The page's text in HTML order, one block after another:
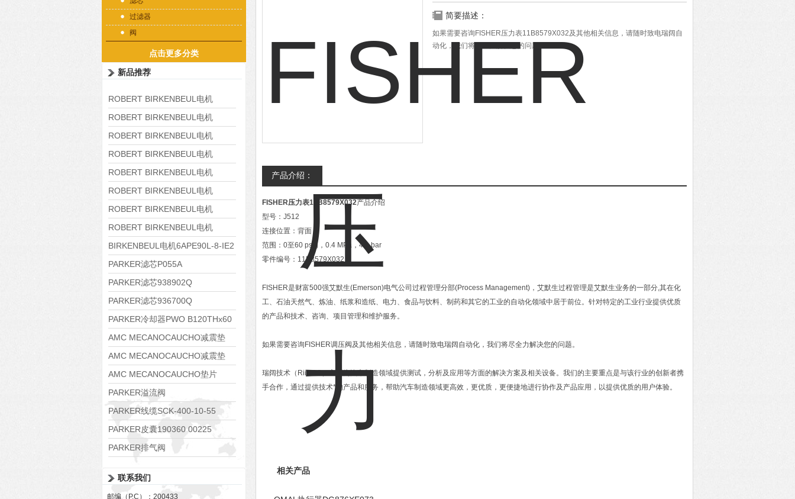
过滤器
阀
点击更多分类
新品推荐
ROBERT BIRKENBEUL电机
8APE225M-4-IE3
ROBERT BIRKENBEUL电机
8APE180L-4 IE3
ROBERT BIRKENBEUL电机
8APE160M-6 IE3
ROBERT BIRKENBEUL电机
8APE160L-4-IE3
ROBERT BIRKENBEUL电机
8APE112M-6K-IE3
ROBERT BIRKENBEUL电机
8APE100L-2 IE3
ROBERT BIRKENBEUL电机
8APE90S-4 IE3
ROBERT BIRKENBEUL电机
8APE80M-2K-IE3
BIRKENBEUL电机6APE90L-8-IE2
PARKER滤芯P055A
PARKER滤芯938902Q
PARKER滤芯936700Q
PARKER冷却器PWO B120THx60
AMC MECANOCAUCHO减震垫
138552
AMC MECANOCAUCHO减震垫
138551
AMC MECANOCAUCHO垫片
608074
PARKER溢流阀
RE06M35W2N1KWXG087
PARKER线缆SCK-400-10-55
PARKER皮囊190360 00225
PARKER排气阀
联系我们
邮编（P.C）：200433
简要描述：
如果需要咨询FISHER压力表11B8579X032及其他相关信息，请随时致电瑞阔自
动化，我们将尽全力解决您的问题。
产品介绍：
FISHER压力表11B8579X032产品介绍
型号：J512
连接位置：背面
范围：0至60 psig，0.4 MPa，4.0 bar
零件编号：11B8579X032
FISHER是财富500强艾默生(Emerson)电气公司过程管理分部(Process Management)，艾默生过程管理是艾默生业务的一部分,其在化
工、石油天然气、炼油、纸浆和造纸、电力、食品与饮料、制药和其它的工业的自动化领域中居于前位。针对特定的工业行业提供优质
的产品和技术、咨询、项目管理和维护服务。
如果需要咨询FISHER调压阀及其他相关信息，请随时致电瑞阔自动化，我们将尽全力解决您的问题。
瑞阔技术（RiiKOO）主要为汽车制造领域提供测试，分析及应用等方面的解决方案及相关设备。我们的主要重点是与该行业的创新者携
手合作，通过提供技术*的产品和服务，帮助汽车制造领域更高效，更优质，更便捷地进行协作及产品应用，以提供优质的用户体验。
相关产品